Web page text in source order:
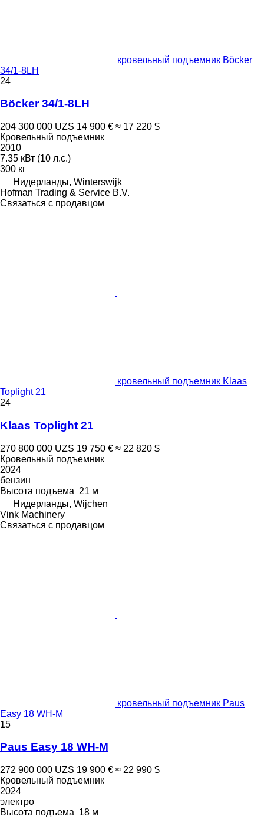
кровельный подъемник Böcker
34/1-8LH
24
Böcker 34/1-8LH
204 300 000 UZS 14 900 € ≈ 17 220 $
Кровельный подъемник
2010
7.35 кВт (10 л.с.)
300 кг
Нидерланды, Winterswijk
Hofman Trading & Service B.V.
Связаться с продавцом
кровельный подъемник Klaas
Toplight 21
24
Klaas Toplight 21
270 800 000 UZS 19 750 € ≈ 22 820 $
Кровельный подъемник
2024
бензин
Высота подъема 21 м
Нидерланды, Wijchen
Vink Machinery
Связаться с продавцом
кровельный подъемник Paus
Easy 18 WH-M
15
Paus Easy 18 WH-M
272 900 000 UZS 19 900 € ≈ 22 990 $
Кровельный подъемник
2024
электро
Высота подъема 18 м